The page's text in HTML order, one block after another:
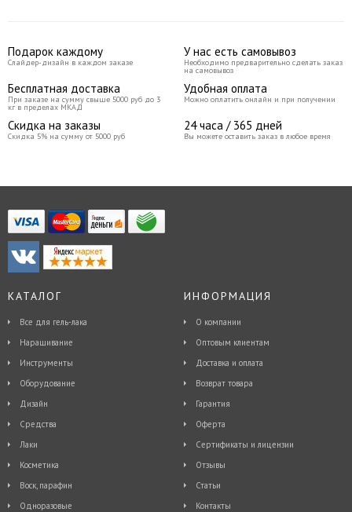
Подарок каждому
Слайдер-дизайн в каждом заказе
У нас есть самовывоз
Необходимо предварительно сделать заказ
на самовывоз
Бесплатная доставка
При заказе на сумму свыше 5000 руб до 3
кг в пределах МКАД
Удобная оплата
Можно оплатить онлайн и при получении
Скидка на заказы
Скидка 5% на сумму от 5000 руб
24 часа / 365 дней
Вы можете оставить заказ в любое время
КАТАЛОГ
Все для гель-лака
Наращивание
Инструменты
Оборудование
Дизайн
Средства
Лаки
Косметика
Воск, парафин
Одноразовые
ИНФОРМАЦИЯ
О компании
Оптовым клиентам
Доставка и оплата
Возврат товара
Гарантия
Оферта
Сертификаты и лицензии
Отзывы
Статьи
Контакты